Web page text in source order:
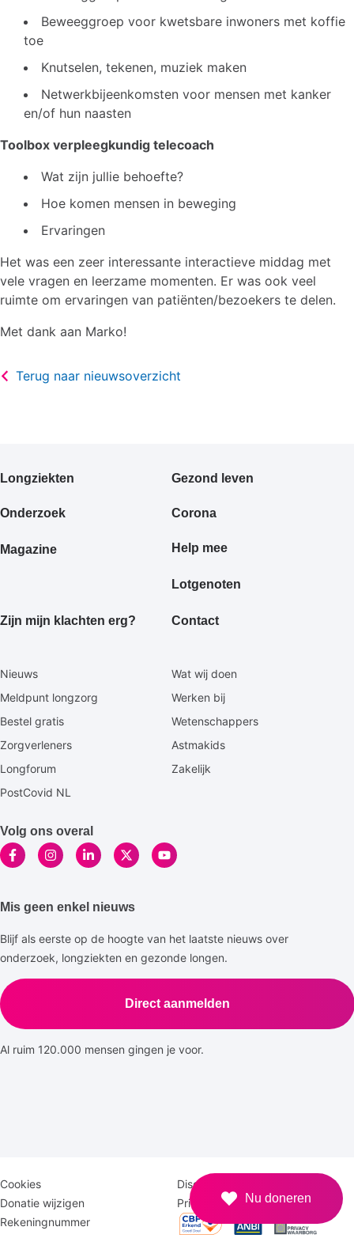
Beweeggroep voor kwetsbare inwoners met koffie
toe
Knutselen, tekenen, muziek maken
Netwerkbijeenkomsten voor mensen met kanker
en/of hun naasten
Toolbox verpleegkundig telecoach
Wat zijn jullie behoefte?
Hoe komen mensen in beweging
Ervaringen
Het was een zeer interessante interactieve middag met
vele vragen en leerzame momenten. Er was ook veel
ruimte om ervaringen van patiënten/bezoekers te delen.
Met dank aan Marko!
Terug naar nieuwsoverzicht
Primair
Longziekten Gezond leven
Onderzoek Corona
Magazine Help mee
Lotgenoten
Zijn mijn klachten erg? Contact
Secundaire
Nieuws
Wat wij doen
Meldpunt longzorg
Werken bij
Bestel gratis
Wetenschappers
Zorgverleners
Astmakids
Longforum
Zakelijk
PostCovid NL
Volg ons overal
Mis geen enkel nieuws
Blijf als eerste op de hoogte van het laatste nieuws over
onderzoek, longziekten en gezonde longen.
Direct aanmelden
Al ruim 120.000 mensen gingen je voor.
Disclaimer
menu
Cookies
Disclaimer
Donatie wijzigen
Privacy
Rekeningnummer
Logomenu
Nu doneren